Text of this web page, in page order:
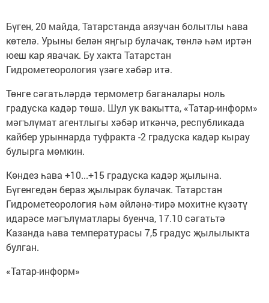
Бүген, 20 майда, Татарстанда аязучан болытлы һава
көтелә. Урыны белән яңгыр булачак, төнлә һәм иртән
юеш кар явачак. Бу хакта Татарстан
Гидрометеорология үзәге хәбәр итә.
Төнге сәгатьләрдә термометр баганалары ноль
градуска кадәр төшә. Шул ук вакытта, «Татар-информ»
мәгълүмат агентлыгы хәбәр иткәнчә, республикада
кайбер урыннарда туфракта -2 градуска кадәр кырау
булырга мөмкин.
Көндез һава +10...+15 градуска кадәр җылына.
Бүгенгедән бераз җылырак булачак. Татарстан
Гидрометеорология һәм әйләнә-тирә мохитне күзәтү
идарәсе мәгълүматлары буенча, 17.10 сәгатьтә
Казанда һава температурасы 7,5 градус җылылыкта
булган.
«Татар-информ»